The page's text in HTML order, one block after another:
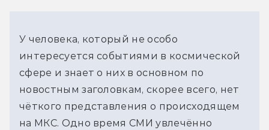
У человека, который не особо
интересуется событиями в космической
сфере и знает о них в основном по
новостным заголовкам, скорее всего, нет
чёткого представления о происходящем
на МКС. Одно время СМИ увлечённо